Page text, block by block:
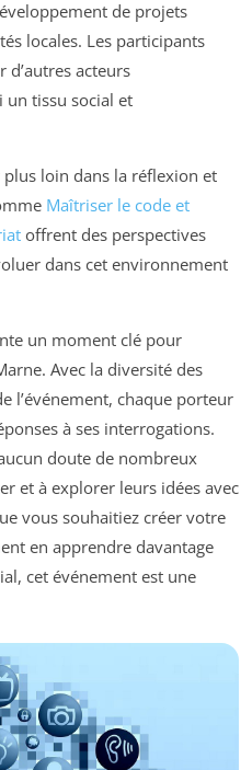
de projets
locales. Les participants
acteurs
un tissu social et
loin dans la réflexion et
Maîtriser le code et
offrent des perspectives
dans cet environnement
un moment clé pour
Avec la diversité des
l’événement, chaque porteur
à ses interrogations.
doute de nombreux
et à explorer leurs idées avec
vous souhaitiez créer votre
en apprendre davantage
cet événement est une